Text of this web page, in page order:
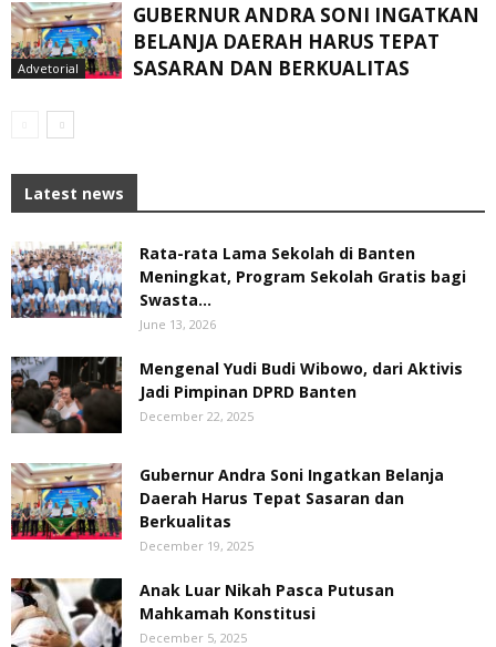
Advetorial
GUBERNUR ANDRA SONI INGATKAN
BELANJA DAERAH HARUS TEPAT
SASARAN DAN BERKUALITAS
Latest news
Rata-rata Lama Sekolah di Banten
Meningkat, ‎Program Sekolah Gratis bagi
Swasta...
June 13, 2026
Mengenal Yudi Budi Wibowo, dari Aktivis
Jadi Pimpinan DPRD Banten
December 22, 2025
Gubernur Andra Soni Ingatkan Belanja
Daerah Harus Tepat Sasaran dan
Berkualitas
December 19, 2025
Anak Luar Nikah Pasca Putusan
Mahkamah Konstitusi
December 5, 2025